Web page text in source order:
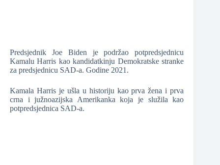
Predsjednik Joe Biden je podržao potpredsjednicu
Kamalu Harris kao kandidatkinju Demokratske stranke
za predsjednicu SAD-a. Godine 2021.
Kamala Harris je ušla u historiju kao prva žena i prva
crna i južnoazijska Amerikanka koja je služila kao
potpredsjednica SAD-a.
❆
❆